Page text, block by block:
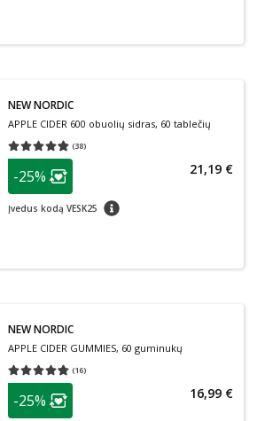
NEW NORDIC
APPLE CIDER 600 obuolių sidras, 60 tablečių
(38)
Vidutinis įvertinimas 4.79
patarimas
Lojalumo klubo narių nuolaida
-25%
Įvedus kodą VESK25 patarimas
21,19 €
NEW NORDIC
APPLE CIDER GUMMIES, 60 guminukų
(16)
Vidutinis įvertinimas 4.75
patarimas
Lojalumo klubo narių nuolaida
-25% 16,99 €